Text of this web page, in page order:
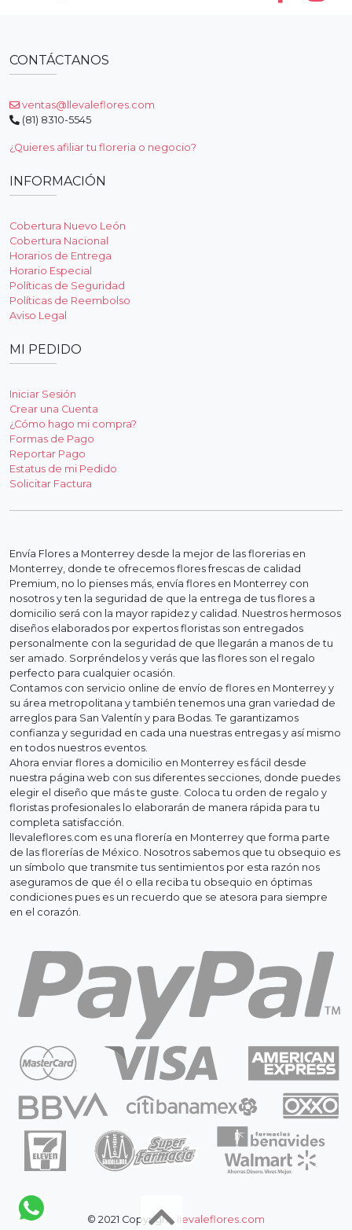
CONTÁCTANOS
ventas@llevaleflores.com
(81) 8310-5545
¿Quieres afiliar tu floreria o negocio?
INFORMACIÓN
Cobertura Nuevo León
Cobertura Nacional
Horarios de Entrega
Horario Especial
Políticas de Seguridad
Políticas de Reembolso
Aviso Legal
MI PEDIDO
Iniciar Sesión
Crear una Cuenta
¿Cómo hago mi compra?
Formas de Pago
Reportar Pago
Estatus de mi Pedido
Solicitar Factura
Envía Flores a Monterrey desde la mejor de las florerias en
Monterrey, donde te ofrecemos flores frescas de calidad
Premium, no lo pienses más, envía flores en Monterrey con
nosotros y ten la seguridad de que la entrega de tus flores a
domicilio será con la mayor rapidez y calidad. Nuestros hermosos
diseños elaborados por expertos floristas son entregados
personalmente con la seguridad de que llegarán a manos de tu
ser amado. Sorpréndelos y verás que las flores son el regalo
perfecto para cualquier ocasión.
Contamos con servicio online de envío de flores en Monterrey y
su área metropolitana y también tenemos una gran variedad de
arreglos para San Valentín y para Bodas. Te garantizamos
confianza y seguridad en cada una nuestras entregas y así mismo
en todos nuestros eventos.
Ahora enviar flores a domicilio en Monterrey es fácil desde
nuestra página web con sus diferentes secciones, donde puedes
elegir el diseño que más te guste. Coloca tu orden de regalo y
floristas profesionales lo elaborarán de manera rápida para tu
completa satisfacción.
llevaleflores.com es una florería en Monterrey que forma parte
de las florerías de México. Nosotros sabemos que tu obsequio es
un símbolo que transmite tus sentimientos por esta razón nos
aseguramos de que él o ella reciba tu obsequio en óptimas
condiciones pues es un recuerdo que se atesora para siempre
en el corazón.
© 2021 Copyright: llevaleflores.com